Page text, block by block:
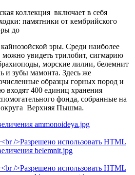
коллекция включает в себя
памятники от кембрийского
до
эры. Среди наиболее
можно увидеть трилобит, сигмарию
морские лилии, белемнит
и зубы мамонта. Здесь же
образцы горных пород и
входят 400 единиц хранения
фонда, собранные на
округа Верхняя Пышма.
/>Разрешено использовать HTML
/>Разрешено использовать HTML